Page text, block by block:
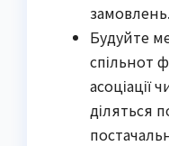
замовлень.
Будуйте
спільнот
діляться